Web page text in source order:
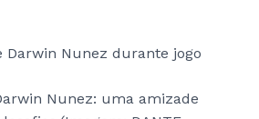
Nunez: uma amizade